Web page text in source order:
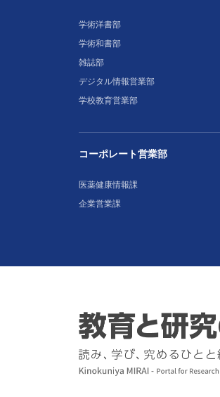
学術洋書部
学術和書部
雑誌部
デジタル情報営業部
学校教育営業部
コーポレート営業部
医薬健康情報課
企業営業課